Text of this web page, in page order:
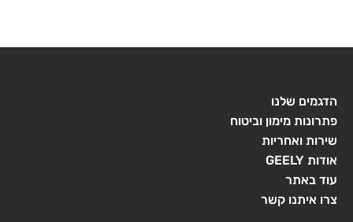
הדגמים שלנו
פתרונות מימון וביטוח
שירות ואחריות
אודות GEELY
עוד באתר
צרו איתנו קשר